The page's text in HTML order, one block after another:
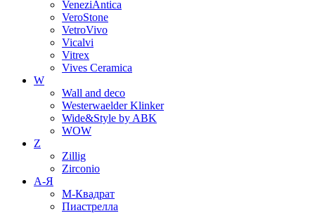
VeneziAntica
VeroStone
VetroVivo
Vicalvi
Vitrex
Vives Ceramica
W
Wall and deco
Westerwaelder Klinker
Wide&Style by ABK
WOW
Z
Zillig
Zirconio
А-Я
М-Квадрат
Пиастрелла